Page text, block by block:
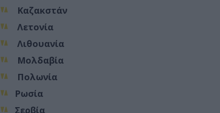
Καζακστάν
Λετονία
Λιθουανία
Μολδαβία
Πολωνία
Ρωσία
Σερβία